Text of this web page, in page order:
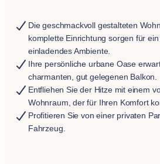
Die geschmackvoll gestalteten
komplette Einrichtung sorgen für
einladendes Ambiente.
Ihre persönliche urbane Oase
charmanten, gut gelegenen Balkon.
Entfliehen Sie der Hitze mit einem
Wohnraum, der für Ihren Komfort
Profitieren Sie von einer privaten
Fahrzeug.